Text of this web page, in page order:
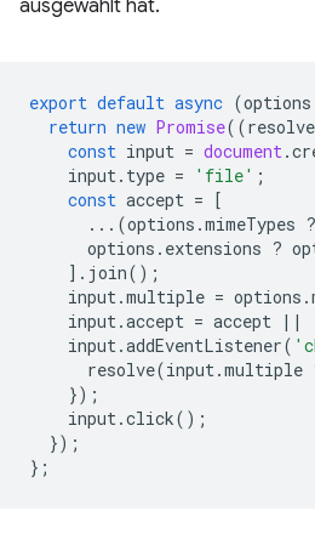
ausgewählt hat.
export default async (options
return new Promise((resolve
const input = document .
input . type = 'file' ;
const accept = [
...(options .mimeTypes ?
options . extensions ?
]. join();
input .multiple = options .
input .accept = accept ||
input .addEventListener(
resolve(input .multiple
});
input .click();
});
};